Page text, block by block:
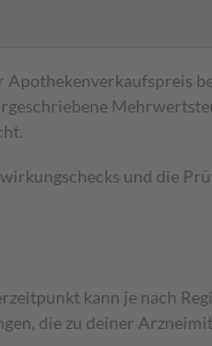
Apothekenverkaufspreis
und die
kann je nach
die zu deiner